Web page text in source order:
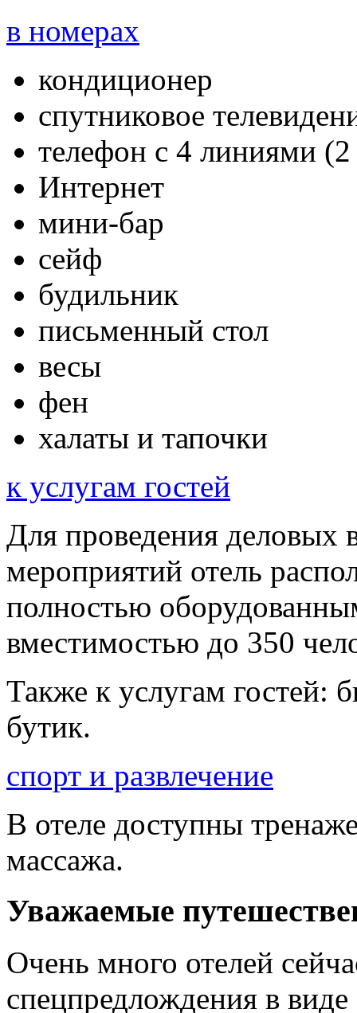
в номерах
кондиционер
спутниковое
телефон с 4 линиями
Интернет
мини-бар
сейф
будильник
письменный стол
весы
фен
халаты и тапочки
к услугам гостей
Для проведения деловых
мероприятий отель
полностью
вместимостью до 350
Также к услугам гостей:
бутик.
спорт и развлечение
В отеле доступны
массажа.
Уважаемые
Очень много отелей
спецпредлождения в